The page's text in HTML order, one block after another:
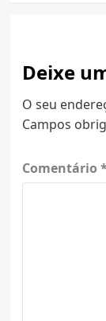
Deixe
O seu
Campos
Comentário *